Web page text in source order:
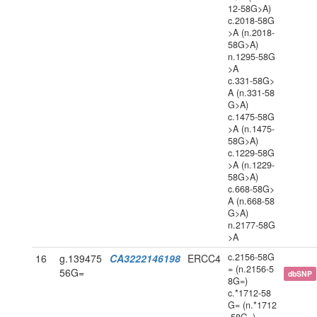
12-58G>A)
c.2018-58G
>A (n.2018-
58G>A)
n.1295-58G
>A
c.331-58G>
A (n.331-58
G>A)
c.1475-58G
>A (n.1475-
58G>A)
c.1229-58G
>A (n.1229-
58G>A)
c.668-58G>
A (n.668-58
G>A)
n.2177-58G
>A
16
g.139475
56G=
CA3222146198 ERCC4 c.2156-58G
= (n.2156-5
8G=)
c.*1712-58
G= (n.*1712
dbSNP